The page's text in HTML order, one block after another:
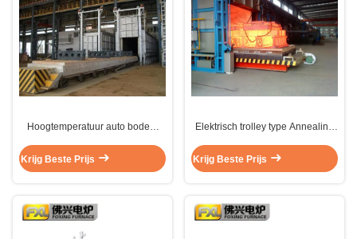
Hoogtemperatuur auto bodem
oven voor het gluren van
Krijg Beste Prijs
Elektrisch trolley type Annealing
Voor metalen onderdelen
Krijg Beste Prijs